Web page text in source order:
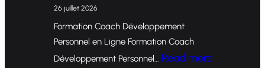
26 juillet 2026
Formation Coach Développement
Personnel en Ligne Formation Coach
Développement Personnel… Read more: